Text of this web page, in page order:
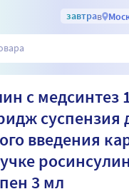
завтрав
с медсинтез
суспензия
введения
росинсулин
3 мл